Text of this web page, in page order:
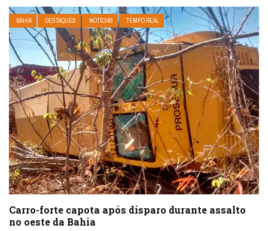
BAHIA DESTAQUES NOTÍCIAS TEMPO REAL
Carro-forte capota após disparo durante assalto
no oeste da Bahia